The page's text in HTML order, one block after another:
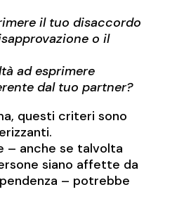
il tuo disaccordo
o il
ad esprimere
dal tuo partner?
questi criteri sono
– anche se talvolta
siano affette da
– potrebbe